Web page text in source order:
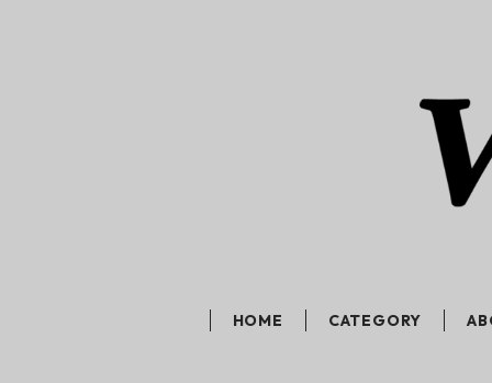
HOME CATEGORY